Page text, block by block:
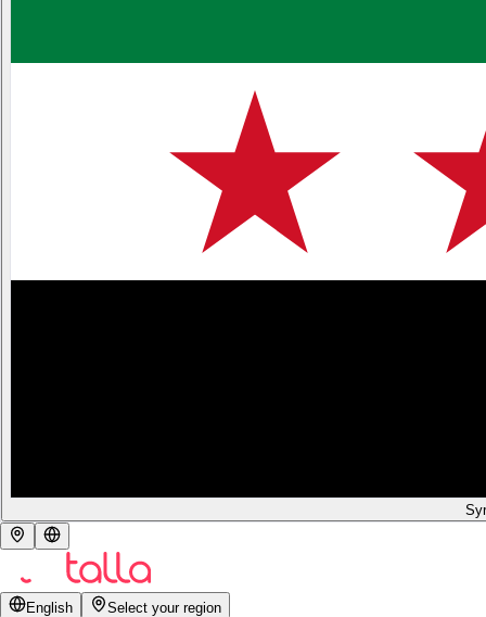
English Select your region